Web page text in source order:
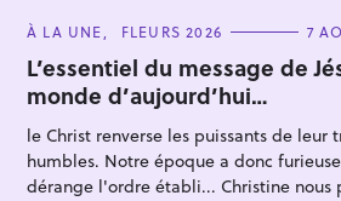
C
T
E
G
O
R
I
E
S
À LA UNE FLEURS 2026 7
L’essentiel du message de
monde d’aujourd’hui…
le Christ renverse les puissants de leur
humbles. Notre époque a donc
dérange l'ordre établi... Christine nous